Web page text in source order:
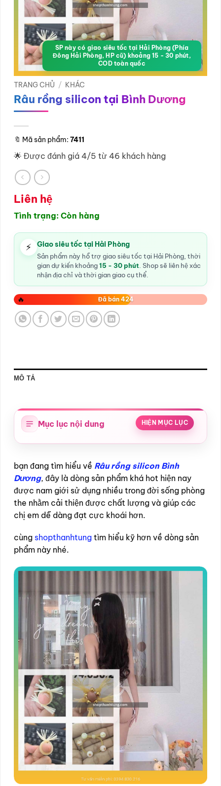
SP này có giao siêu tốc tại Hải Phòng (Phía
Đông Hải Phòng, HP cũ) khoảng 15 - 30 phút,
COD toàn quốc
TRANG CHỦ / KHÁC
Râu rồng silicon tại Bình Dương
🔖 Mã sản phẩm: 7411
🌟 Được đánh giá 4/5 từ 46 khách hàng
Liên hệ
Tình trạng: Còn hàng
⚡ Giao siêu tốc tại Hải Phòng
Sản phẩm này hỗ trợ giao siêu tốc tại Hải Phòng, thời
gian dự kiến khoảng15 - 30 phút . Shop sẽ liên hệ xác
nhận địa chỉ và thời gian giao cụ thể.
🔥 Đã bán 424
MÔ TẢ
Mục lục nội dung HIỆN MỤC LỤC
bạn đang tìm hiểu về Râu rồng silicon Bình
Dương, đây là dòng sản phẩm khá hot hiện nay
được nam giới sử dụng nhiều trong đời sống phòng
the nhằm cải thiện được chất lượng và giúp các
chị em dễ dàng đạt cực khoái hơn.
cùng shopthanhtung tìm hiểu kỹ hơn về dòng sản
phẩm này nhé.